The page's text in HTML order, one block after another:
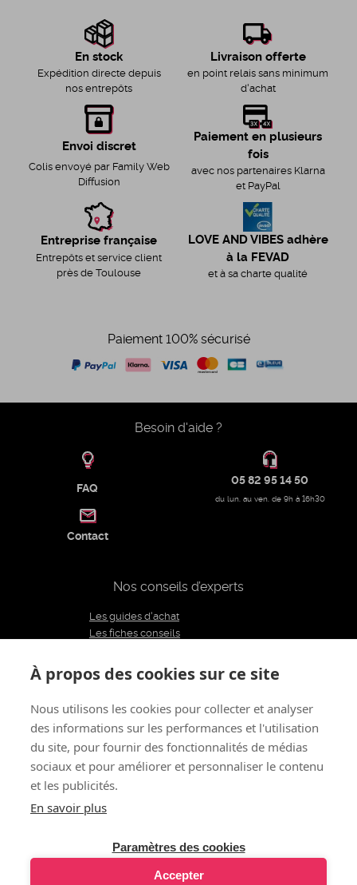
J'ACHÈTE
En stock
Expédition directe depuis
nos entrepôts
Livraison offerte
en point relais sans minimum
d'achat
Envoi discret
Colis envoyé par Family Web
Diffusion
Paiement en plusieurs
fois
avec nos partenaires Klarna
et PayPal
Entreprise française
Entrepôts et service client
près de Toulouse
LOVE AND VIBES adhère
à la FEVAD
et à sa charte qualité
Paiement 100% sécurisé
Besoin d'aide ?
FAQ
05 82 95 14 50
du lun. au ven. de 9h à 16h30
Contact
Nos conseils d’experts
Les guides d'achat
Les fiches conseils
Le blog
Restons connectés
CGV Mentions légales - CGU
© 2011 - 2026 LOVE AND VIBES Tous droits réservés
À propos des cookies sur ce site
Nous utilisons les cookies pour collecter et analyser
des informations sur les performances et l'utilisation
du site, pour fournir des fonctionnalités de médias
sociaux et pour améliorer et personnaliser le contenu
et les publicités.
En savoir plus
Paramètres des cookies
Accepter